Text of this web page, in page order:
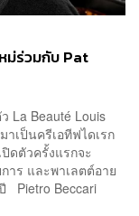
ม่ร่วมกับ Pat
La Beauté Louis
าเป็นครีเอทีฟไดเรก
ดตัวครั้งแรกจะ
าร และพาเลตต์อาย
Pietro Beccari